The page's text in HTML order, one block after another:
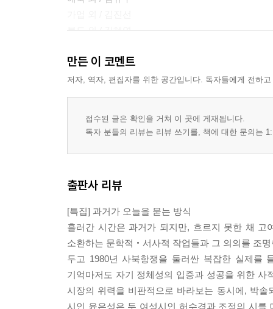
복도 외 / 김혜연
조금도 어지럽지 않을 소풍 외 / 박지일
관계의 미학 외 / 신준영
침묵의 스도쿠 외 / 장혜령
삶이 아직 남아 있을 때 / 금희
만든 이 코멘트
저자, 역자, 편집자를 위한 공간입니다. 독자들에게 전하
접수된 글은 확인을 거쳐 이 곳에 게재됩니다.
독자 분들의 리뷰는 리뷰 쓰기를, 책에 대한 문의는
출판사 리뷰
[특집] 과거가 오늘을 묻는 방식
흘러간 시간은 과거가 되지만, 흐르지 못한 채
소환하는 문학적‧서사적 작업들과 그 의의를 조
두고 1980년 사북항쟁을 둘러싼 복잡한 실제를
기억마저도 자기 정체성의 입증과 성공을 위한 사
시장의 위력을 비판적으로 바라보는 동시에, 박
시인 윤은성은 두 여성시인 허수경과 조정의 시